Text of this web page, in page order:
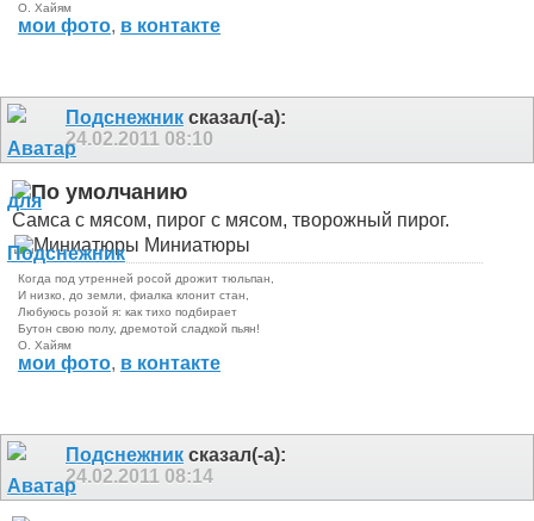
О. Хайям
мои фото, в контакте
Подснежник сказал(-а):
24.02.2011 08:10
Самса с мясом, пирог с мясом, творожный пирог.
Миниатюры
Когда под утренней росой дрожит тюльпан,
И низко, до земли, фиалка клонит стан,
Любуюсь розой я: как тихо подбирает
Бутон свою полу, дремотой сладкой пьян!
О. Хайям
мои фото, в контакте
Подснежник сказал(-а):
24.02.2011 08:14